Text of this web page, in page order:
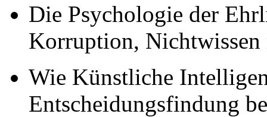
Die Psychologie der
Korruption, Nichtwissen
Wie Künstliche
Entscheidungsfindung